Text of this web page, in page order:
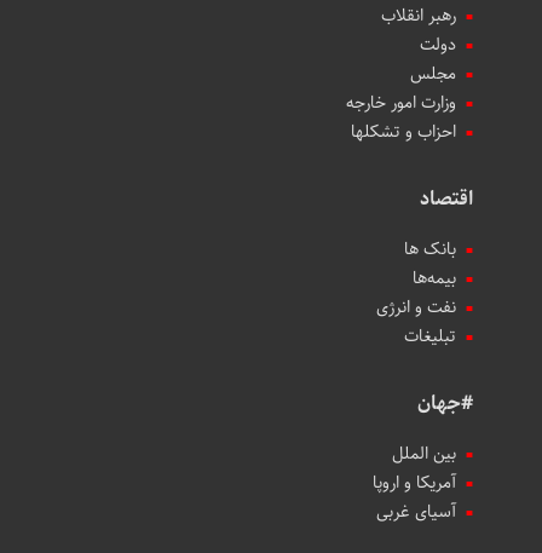
رهبر انقلاب
دولت
مجلس
وزارت امور خارجه
احزاب و تشکلها
اقتصاد
بانک ها
بیمه‌ها
نفت و انرژی
تبلیغات
#جهان
بین الملل
آمریکا و اروپا
آسیای غربی